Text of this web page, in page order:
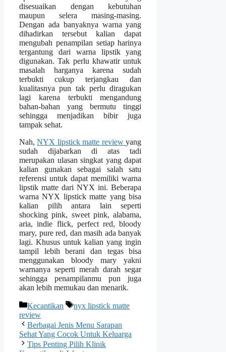
disesuaikan dengan kebutuhan
maupun selera masing-masing.
Dengan ada banyaknya warna yang
dihadirkan tersebut kalian dapat
mengubah penampilan setiap harinya
tergantung dari warna lipstik yang
digunakan. Tak perlu khawatir untuk
masalah harganya karena sudah
terbukti cukup terjangkau dan
kualitasnya pun tak perlu diragukan
lagi karena terbukti mengandung
bahan-bahan yang bermutu tinggi
sehingga menjadikan bibir juga
tampak sehat.
Nah,NYX lipstick matte reviewyang
sudah dijabarkan di atas tadi
merupakan ulasan singkat yang dapat
kalian gunakan sebagai salah satu
referensi untuk dapat memiliki warna
lipstik matte dari NYX ini. Beberapa
warna NYX lipstick matte yang bisa
kalian pilih antara lain seperti
shocking pink, sweet pink, alabama,
aria, indie flick, perfect red, bloody
mary, pure red, dan masih ada banyak
lagi. Khusus untuk kalian yang ingin
tampil lebih berani dan tegas bisa
menggunakan bloody mary yakni
warnanya seperti merah darah segar
sehingga penampilanmu pun juga
akan lebih memukau dan menarik.
Categories
Kecantikan Tags
nyx lipstick matte
review
Berbagai Jenis Menu Sarapan
Sehat Yang Cocok Untuk Keluarga
Tips Penting Pilih Klinik